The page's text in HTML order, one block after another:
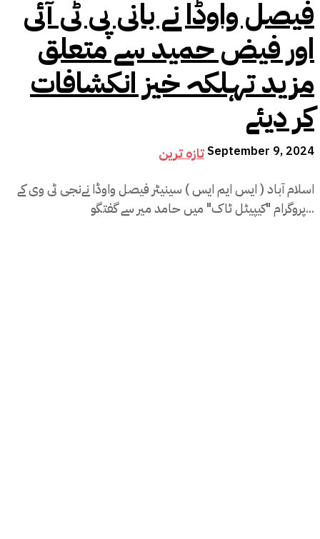
فیصل واوڈا نے بانی پی ٹی آئی
اور فیض حمید سے متعلق
مزید تہلکہ خیز انکشافات
کر دیئے
تازہ ترینSeptember 9, 2024
اسلام آباد ( ایس ایم ایس ) سینیٹر فیصل واوڈا نےنجی ٹی وی کے
پروگرام "کیپیٹل ٹاک" میں حامد میر سے گفتگو...